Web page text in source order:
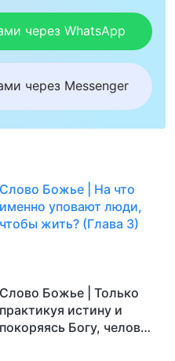
через WhatsApp
через Messenger
Слово Божье | На что
именно уповают люди,
чтобы жить? (Глава 3)
Слово Божье | Только
практикуя истину и
покоряясь Богу, человек